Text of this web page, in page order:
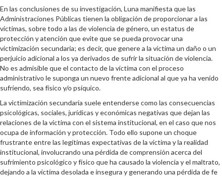
En las conclusiones de su investigación, Luna manifiesta que las
Administraciones Públicas tienen la obligación de proporcionar a las
víctimas, sobre todo a las de violencia de género, un estatus de
protección y atención que evite que se pueda provocar una
victimización secundaria; es decir, que genere a la víctima un daño o un
perjuicio adicional a los ya derivados de sufrir la situación de violencia.
No es admisible que el contacto de la víctima con el proceso
administrativo le suponga un nuevo frente adicional al que ya ha venido
sufriendo, sea físico y/o psíquico.
La victimización secundaria suele entenderse como las consecuencias
psicológicas, sociales, jurídicas y económicas negativas que dejan las
relaciones de la víctima con el sistema institucional, en el caso que nos
ocupa de información y protección. Todo ello supone un choque
frustrante entre las legítimas expectativas de la víctima y la realidad
institucional, involucrando una pérdida de comprensión acerca del
sufrimiento psicológico y físico que ha causado la violencia y el maltrato,
dejando a la víctima desolada e insegura y generando una pérdida de fe